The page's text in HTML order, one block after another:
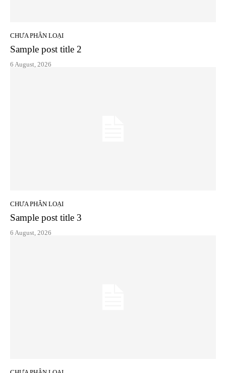
CHƯA PHÂN LOẠI
Sample post title 2
6 August, 2026
CHƯA PHÂN LOẠI
Sample post title 3
6 August, 2026